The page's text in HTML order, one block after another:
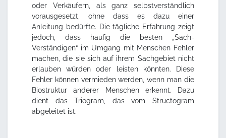
oder Verkäufern, als ganz selbstverständlich
vorausgesetzt, ohne dass es dazu einer
Anleitung bedürfte. Die tägliche Erfahrung zeigt
jedoch, dass häufig die besten „Sach-
Verständigen“ im Umgang mit Menschen Fehler
machen, die sie sich auf ihrem Sachgebiet nicht
erlauben würden oder leisten könnten. Diese
Fehler können vermieden werden, wenn man die
Biostruktur anderer Menschen erkennt. Dazu
dient das Triogram, das vom Structogram
abgeleitet ist.